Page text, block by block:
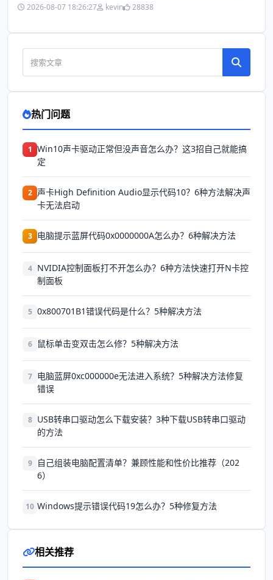
2026-08-07 18:26:27 kevin 28838
热门问题
1 Win10声卡驱动正常但没声音怎么办？这3招自己就能搞
定
2 声卡High Definition Audio显示代码10？6种方法解决声
卡无法启动
3 电脑提示蓝屏代码0x0000000A怎么办？6种解决方法
4 NVIDIA控制面板打不开怎么办？6种方法快速打开N卡控
制面板
5 0x800701B1错误代码是什么？5种解决方法
6 鼠标单击变双击怎么修？5种解决方法
7 电脑蓝屏0xc000000e无法进入系统？5种解决方法修复
错误
8 USB转串口驱动怎么下载安装？3种下载USB转串口驱动
的方法
9
自己组装电脑配置清单？兼顾性能和性价比推荐（202
6）
10 Windows提示错误代码19怎么办？5种修复方法
相关推荐